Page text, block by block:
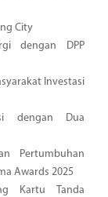
City
dengan DPP
Investasi
dengan Dua
Pertumbuhan
Awards 2025
Kartu Tanda